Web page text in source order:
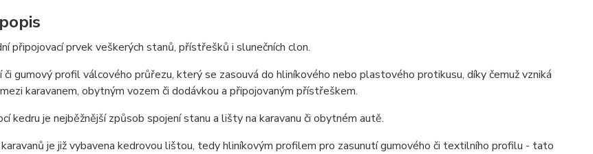
připojovací prvek veškerých stanů, přístřešků i slunečních clon.
gumový profil válcového průřezu, který se zasouvá do hliníkového nebo plastového protikusu, díky čemuž vzniká
karavanem, obytným vozem či dodávkou a připojovaným přístřeškem.
kedru je nejběžnější způsob spojení stanu a lišty na karavanu či obytném autě.
je již vybavena kedrovou lištou, tedy hliníkovým profilem pro zasunutí gumového či textilního profilu - tato